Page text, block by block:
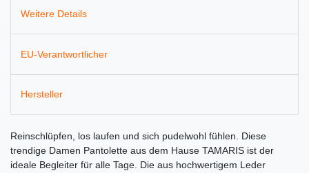
Weitere Details
EU-Verantwortlicher
Hersteller
Reinschlüpfen, los laufen und sich pudelwohl fühlen. Diese
trendige Damen Pantolette aus dem Hause TAMARIS ist der
ideale Begleiter für alle Tage. Die aus hochwertigem Leder